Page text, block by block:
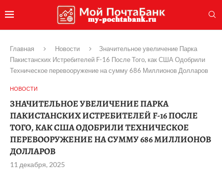
Главная Новости
Значительное увеличение Парка
Пакистанских Истребителей F-16 После Того, как США Одобрили
Техническое перевооружение на сумму 686 Миллионов Долларов
НОВОСТИ
ЗНАЧИТЕЛЬНОЕ УВЕЛИЧЕНИЕ ПАРКА
ПАКИСТАНСКИХ ИСТРЕБИТЕЛЕЙ F-16 ПОСЛЕ
ТОГО, КАК США ОДОБРИЛИ ТЕХНИЧЕСКОЕ
ПЕРЕВООРУЖЕНИЕ НА СУММУ 686 МИЛЛИОНОВ
ДОЛЛАРОВ
11 декабря, 2025